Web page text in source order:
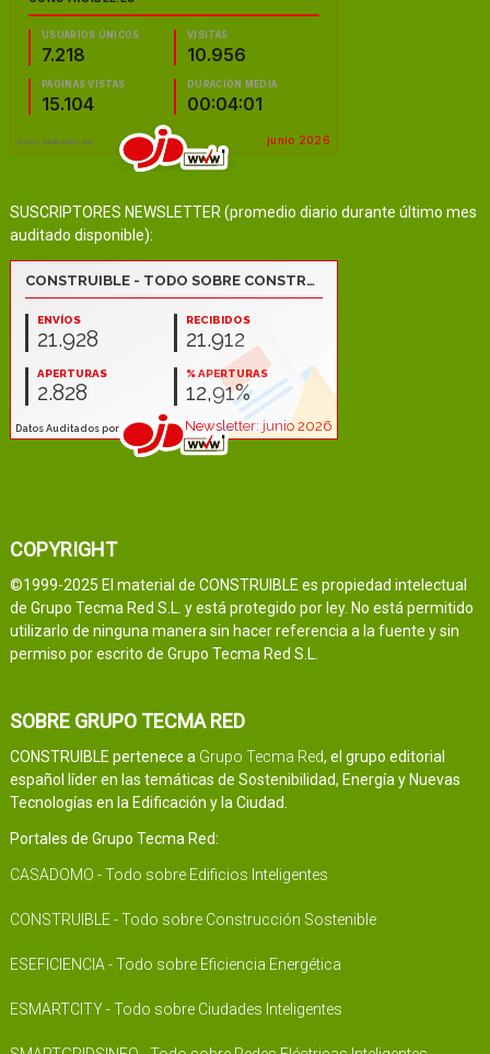
SUSCRIPTORES NEWSLETTER (promedio diario durante último mes
auditado disponible):
COPYRIGHT
©1999-2025 El material de CONSTRUIBLE es propiedad intelectual
de Grupo Tecma Red S.L. y está protegido por ley. No está permitido
utilizarlo de ninguna manera sin hacer referencia a la fuente y sin
permiso por escrito de Grupo Tecma Red S.L.
SOBRE GRUPO TECMA RED
CONSTRUIBLE pertenece a Grupo Tecma Red, el grupo editorial
español líder en las temáticas de Sostenibilidad, Energía y Nuevas
Tecnologías en la Edificación y la Ciudad.
Portales de Grupo Tecma Red:
CASADOMO - Todo sobre Edificios Inteligentes
CONSTRUIBLE - Todo sobre Construcción Sostenible
ESEFICIENCIA - Todo sobre Eficiencia Energética
ESMARTCITY - Todo sobre Ciudades Inteligentes